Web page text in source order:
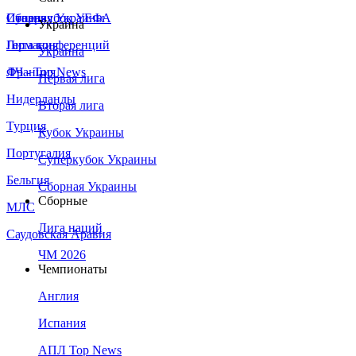
Сборная Украины
Италия
Германия
Франция
Нидерланды
Турция
Португалия
Бельгия
МЛС
Саудовская Аравия
Суперкубок УЕФА
Лига конференций
ЛЧ - Top News
Украина
Украина
Первая лига
Вторая лига
Кубок Украины
Суперкубок Украины
Сборная Украины
Сборные
Лига наций
ЧМ 2026
Чемпионаты
Англия
Испания
АПЛ Top News